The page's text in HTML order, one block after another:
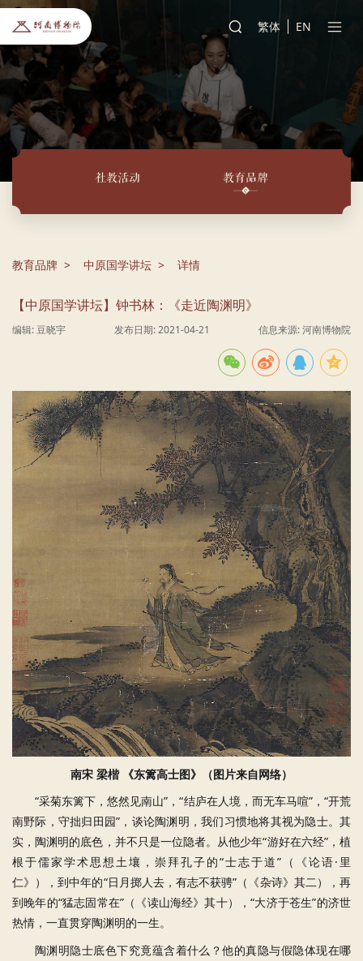
繁体 EN
社教活动 教育品牌
教育品牌 中原国学讲坛 详情
【中原国学讲坛】钟书林：《走近陶渊明》
编辑: 豆晓宇 发布日期: 2021-04-21 信息来源: 河南博物院
南宋 梁楷 《东篱高士图》（图片来自网络）
“采菊东篱下，悠然见南山”，“结庐在人境，而无车马喧”，“开荒
南野际，守拙归田园”，谈论陶渊明，我们习惯地将其视为隐士。其
实，陶渊明的底色，并不只是一位隐者。从他少年“游好在六经”，植
根于儒家学术思想土壤，崇拜孔子的“士志于道”（《论语·里
仁》），到中年的“日月掷人去，有志不获骋”（《杂诗》其二），再
到晚年的“猛志固常在”（《读山海经》其十），“大济于苍生”的济世
热情，一直贯穿陶渊明的一生。
陶渊明隐士底色下究竟蕴含着什么？他的真隐与假隐体现在哪